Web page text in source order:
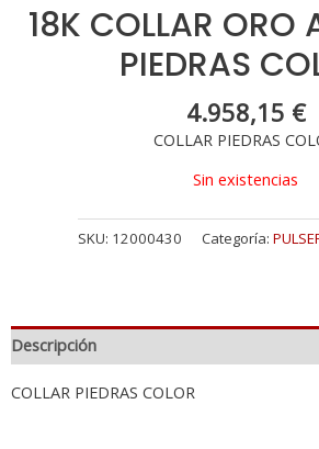
18K COLLAR ORO
PIEDRAS
4.958,15 €
COLLAR PIEDRAS
Sin existencias
SKU: 12000430 Categoría:
Descripción
COLLAR PIEDRAS COLOR